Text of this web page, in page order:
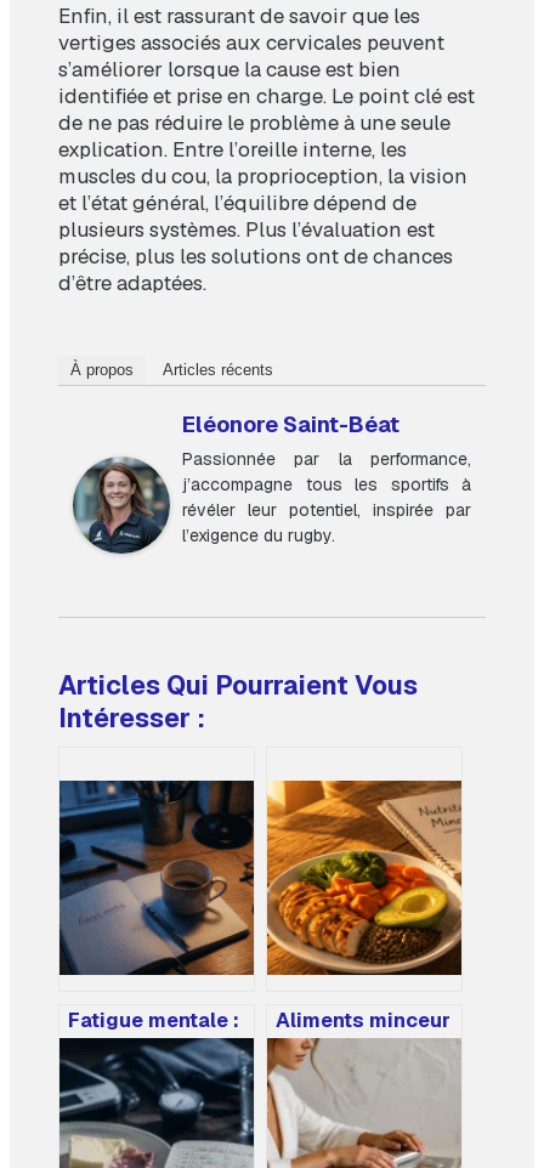
Enfin, il est rassurant de savoir que les
vertiges associés aux cervicales peuvent
s’améliorer lorsque la cause est bien
identifiée et prise en charge. Le point clé est
de ne pas réduire le problème à une seule
explication. Entre l’oreille interne, les
muscles du cou, la proprioception, la vision
et l’état général, l’équilibre dépend de
plusieurs systèmes. Plus l’évaluation est
précise, plus les solutions ont de chances
d’être adaptées.
À propos Articles récents
Eléonore Saint-Béat
Passionnée par la performance,
j’accompagne tous les sportifs à
révéler leur potentiel, inspirée par
l’exigence du rugby.
Articles Qui Pourraient Vous
Intéresser :
Fatigue mentale :
4 leviers concrets
pour dissiper le
brouillard et
retrouver votre
vitalité
Aliments minceur
: comment
composer vos
repas pour perdre
du poids sans
faim